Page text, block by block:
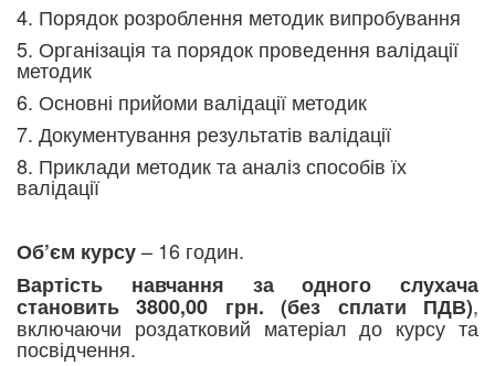
4. Порядок розроблення методик випробування
5. Організація та порядок проведення валідації
методик
6. Основні прийоми валідації методик
7. Документування результатів валідації
8. Приклади методик та аналіз способів їх
валідації
Об’єм курсу– 16 годин.
Вартість навчання за одного слухача
становить 3800,00 грн. (без сплати ПДВ),
включаючи роздатковий матеріал до курсу та
посвідчення.